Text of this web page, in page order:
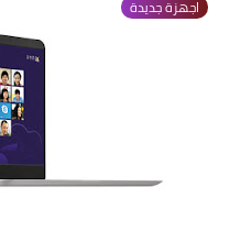
اجهزة جديدة